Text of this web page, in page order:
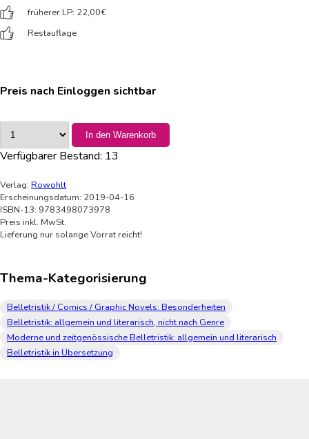
früherer LP: 22,00€
Restauflage
Preis nach Einloggen sichtbar
In den Warenkorb
Verfügbarer Bestand: 13
Verlag: Rowohlt
Erscheinungsdatum: 2019-04-16
ISBN-13: 9783498073978
Preis inkl. MwSt.
Lieferung nur solange Vorrat reicht!
Thema-Kategorisierung
Belletristik / Comics / Graphic Novels: Besonderheiten
Belletristik: allgemein und literarisch, nicht nach Genre
Moderne und zeitgenössische Belletristik: allgemein und literarisch
Belletristik in Übersetzung